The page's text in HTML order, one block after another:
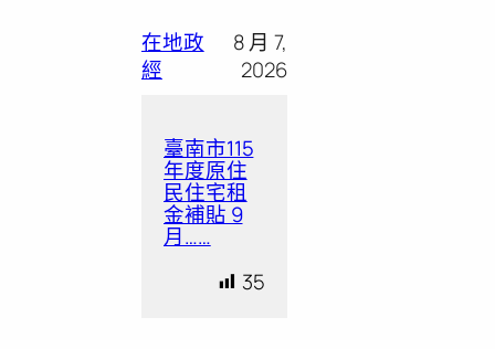
在地政
經
8 月 7,
2026
臺南市115
年度原住
民住宅租
金補貼 9
月……
35